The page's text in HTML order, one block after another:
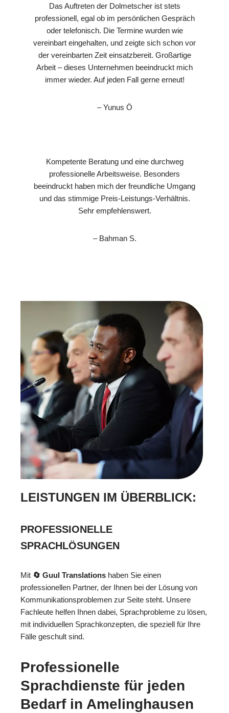
Das Auftreten der Dolmetscher ist stets
professionell, egal ob im persönlichen Gespräch
oder telefonisch. Die Termine wurden wie
vereinbart eingehalten, und zeigte sich schon vor
der vereinbarten Zeit einsatzbereit. Großartige
Arbeit – dieses Unternehmen beeindruckt mich
immer wieder. Auf jeden Fall gerne erneut!
– Yunus Ö
Kompetente Beratung und eine durchweg
professionelle Arbeitsweise. Besonders
beeindruckt haben mich der freundliche Umgang
und das stimmige Preis-Leistungs-Verhältnis.
Sehr empfehlenswert.
– Bahman S.
LEISTUNGEN IM ÜBERBLICK:
PROFESSIONELLE
SPRACHLÖSUNGEN
Mit 🔄 Guul Translations haben Sie einen
professionellen Partner, der Ihnen bei der Lösung von
Kommunikationsproblemen zur Seite steht. Unsere
Fachleute helfen Ihnen dabei, Sprachprobleme zu lösen,
mit individuellen Sprachkonzepten, die speziell für Ihre
Fälle geschult sind.
Professionelle
Sprachdienste für jeden
Bedarf in Amelinghausen